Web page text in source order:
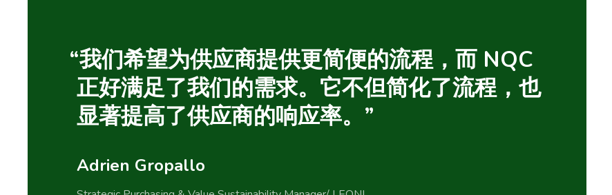
“我们希望为供应商提供更简便的流程，而 NQC
正好满足了我们的需求。它不但简化了流程，也
显著提高了供应商的响应率。”
Adrien Gropallo